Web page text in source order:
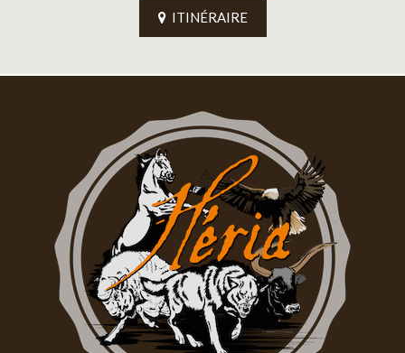
ITINÉRAIRE